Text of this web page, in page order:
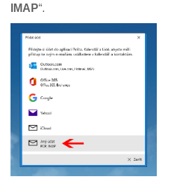
IMAP“.